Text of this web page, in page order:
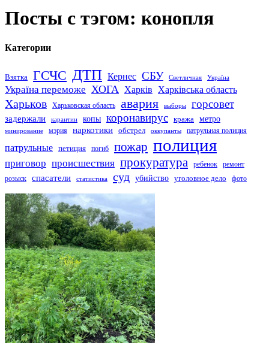
Посты с тэгом: конопля
Категории
Взятка ГСЧС ДТП Кернес СБУ Светличная Україна
Україна переможе ХОГА Харків Харківська область
Харьков Харьковская область авария выборы горсовет
задержали карантин копы коронавирус кража метро
минирование мэрия наркотики обстрел оккупанты патрульная полиция
патрульные петиция погиб пожар полиция
приговор происшествия прокуратура ребенок
ремонт
розыск
спасатели статистика суд убийство уголовное дело фото